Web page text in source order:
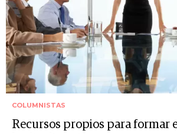
COLUMNISTAS
Recursos propios para formar